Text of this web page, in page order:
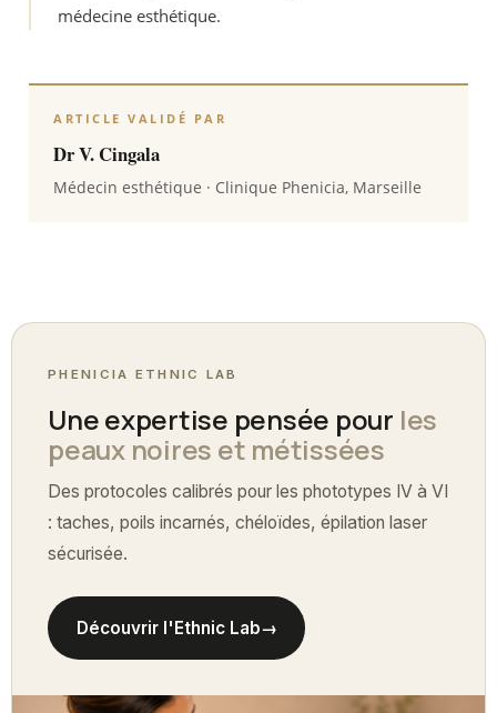
médecine esthétique.
ARTICLE VALIDÉ PAR
Dr V. Cingala
Médecin esthétique · Clinique Phenicia, Marseille
PHENICIA ETHNIC LAB
Une expertise pensée pour les
peaux noires et métissées
Des protocoles calibrés pour les phototypes IV à VI
: taches, poils incarnés, chéloïdes, épilation laser
sécurisée.
Découvrir l'Ethnic Lab→